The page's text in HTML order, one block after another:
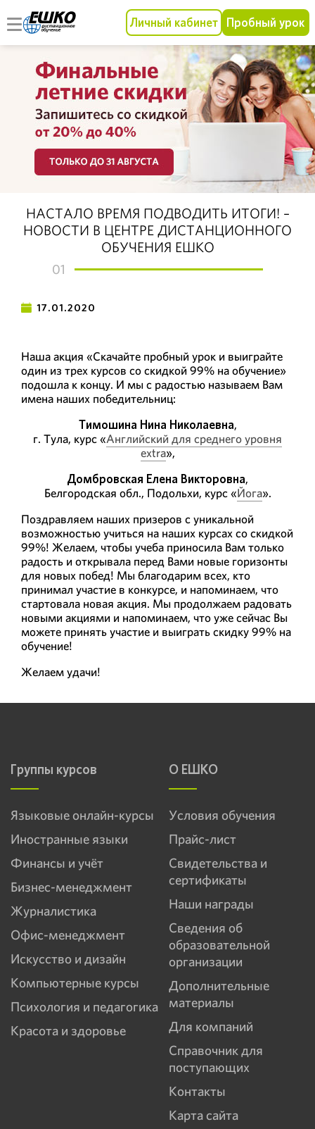
Личный кабинет Пробный урок
НАСТАЛО ВРЕМЯ ПОДВОДИТЬ ИТОГИ! –
НОВОСТИ В ЦЕНТРЕ ДИСТАНЦИОННОГО
ОБУЧЕНИЯ ЕШКО
01
17.01.2020
Наша акция «Скачайте пробный урок и выиграйте
один из трех курсов со скидкой 99% на обучение»
подошла к концу. И мы с радостью называем Вам
имена наших победительниц:
Тимошина Нина Николаевна,
г. Тула, курс «Английский для среднего уровня
extra»,
Домбровская Елена Викторовна,
Белгородская обл., Подольхи, курс «Йога».
Поздравляем наших призеров с уникальной
возможностью учиться на наших курсах со скидкой
99%! Желаем, чтобы учеба приносила Вам только
радость и открывала перед Вами новые горизонты
для новых побед! Мы благодарим всех, кто
принимал участие в конкурсе, и напоминаем, что
стартовала новая акция. Мы продолжаем радовать
новыми акциями и напоминаем, что уже сейчас Вы
можете принять участие и выиграть скидку 99% на
обучение!
Желаем удачи!
Группы курсов
Языковые онлайн-курсы
Иностранные языки
Финансы и учёт
Бизнес-менеджмент
Журналистика
Офис-менеджмент
Искусство и дизайн
Компьютерные курсы
Психология и педагогика
Красота и здоровье
О ЕШКО
Условия обучения
Прайс-лист
Свидетельства и
сертификаты
Наши награды
Сведения об
образовательной
организации
Дополнительные
материалы
Для компаний
Справочник для
поступающих
Контакты
Карта сайта